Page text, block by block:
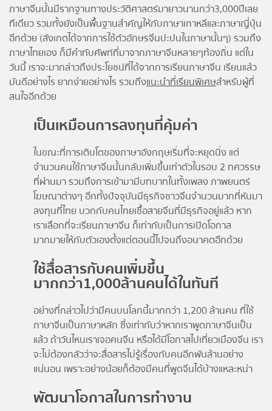
ภาษาจีนนั้นมีรากฐานทางประวัติศาสตร์มายาวนานกว่า3,000ปีเลย
ทีเดียว รวมทั้งยังเป็นพื้นฐานสำคัญให้กับภาษาเกาหลีและภาษาญี่ปุ่น
อีกด้วย (สังเกตได้จากการใช้ตัวอักษรจีนปะปนในภาษานั้นๆ) รวมถึง
ภาษาไทยเอง ก็มีคำทับศัพท์ที่มาจากภาษาจีนหลายๆท้องถิ่น แต่ใน
วันนี้ เราจะมากล่าวถึงประโยชน์ที่ได้จากการเรียนภาษาจีน เรียนแล้ว
มันดีอย่างไร ยากง่ายอย่างไร รวมถึงแนะนำที่เรียนพิเศษสำหรับผู้ที่
สนใจอีกด้วย
เป็นเหมือนการลงทุนที่คุ้มค่า
ในขณะที่การเติบโตของภาษาอังกฤษเริ่มที่จะหยุดนิ่ง แต่
จำนวนคนใช้ภาษาจีนนั้นกลับเพิ่มขึ้นเท่าตัวในรอบ 2 ทศวรรษ
ที่ผ่านมา รวมถึงการเข้ามามีบทบาทในทั้งเพลง ภาพยนตร์
โฆษณาต่างๆ อีกทั้งปัจจุบันมีธุรกิจชาวจีนจำนวนมากที่หันมา
ลงทุนที่ไทย บวกกับคนไทยเชื้อสายจีนที่มีธุรกิจอยู่แล้ว หาก
เราเลือกที่จะเรียนภาษาจีน ก็เท่ากับเป็นการเปิดโอกาส
มากมายให้กับตัวเองตั้งแต่ตอนนี้ไปจนถึงอนาคตอีกด้วย
ใช้สื่อสารกับคนเพิ่มขึ้น
มากกว่า1,000ล้านคนได้ในทันที
อย่างที่กล่าวไปว่ามีคนบนโลกนี้มากกว่า 1,200 ล้านคน ที่ใช้
ภาษาจีนเป็นภาษาหลัก ซึ่งเท่ากับว่าหากเราพูดภาษาจีนเป็น
แล้ว ถ้าวันไหนเราเจอคนจีน หรือได้มีโอกาสไปเที่ยวเมืองจีน เรา
จะไม่ต้องกลัวว่าจะสื่อสารไม่รู้เรื่องกับคนอีกพันล้านอย่าง
แน่นอน เพราะอย่างน้อยก็ต้องมีคนที่พูดจีนได้บ้างแหละหน่า
พัฒนาโอกาสในการทำงาน